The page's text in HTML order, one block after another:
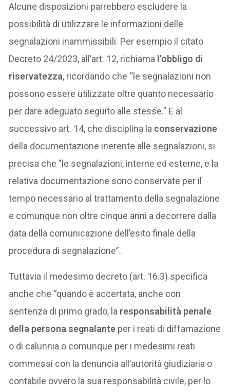
Alcune disposizioni parrebbero escludere la
possibilità di utilizzare le informazioni delle
segnalazioni inammissibili. Per esempio il citato
Decreto 24/2023, all’art. 12, richiama l’obbligo di
riservatezza, ricordando che “le segnalazioni non
possono essere utilizzate oltre quanto necessario
per dare adeguato seguito alle stesse.” E al
successivo art. 14, che disciplina la conservazione
della documentazione inerente alle segnalazioni, si
precisa che ”le segnalazioni, interne ed esterne, e la
relativa documentazione sono conservate per il
tempo necessario al trattamento della segnalazione
e comunque non oltre cinque anni a decorrere dalla
data della comunicazione dell’esito finale della
procedura di segnalazione”.
Tuttavia il medesimo decreto (art. 16.3) specifica
anche che “quando è accertata, anche con
sentenza di primo grado, la responsabilità penale
della persona segnalante per i reati di diffamazione
o di calunnia o comunque per i medesimi reati
commessi con la denuncia all’autorità giudiziaria o
contabile ovvero la sua responsabilità civile, per lo